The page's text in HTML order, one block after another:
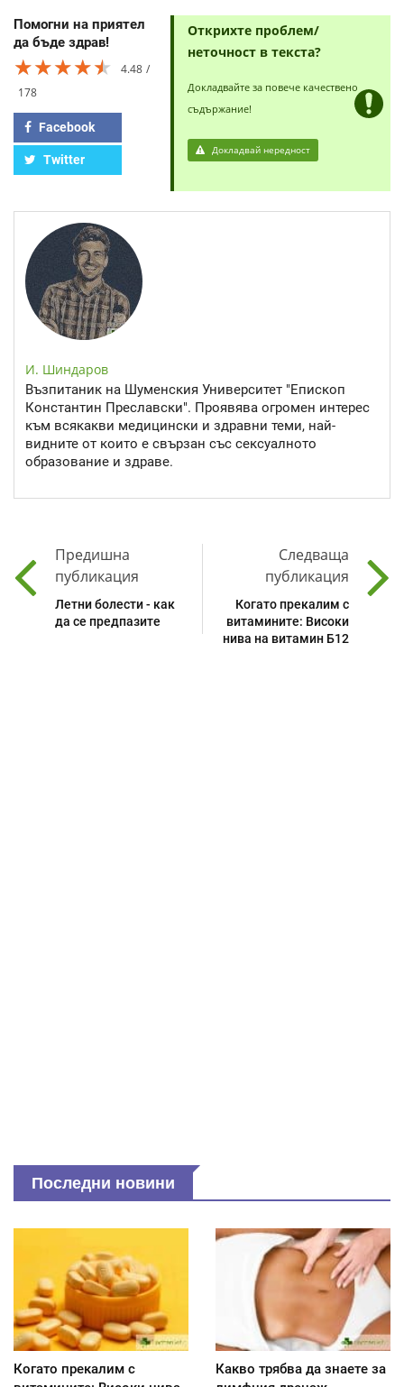
Помогни на приятел
да бъде здрав!
★★★★★
★★★★★
★★★★★
4.48
178
Facebook
Twitter
Открихте проблем/
неточност в текста?
Докладвайте за повече качествено
съдържание!
Докладвай нередност
И. Шиндаров
Възпитаник на Шуменския Университет "Епископ
Константин Преславски". Проявява огромен интерес
към всякакви медицински и здравни теми, най-
видните от които е свързан със сексуалното
образование и здраве.
Предишна
публикация
Летни болести - как
да се предпазите
Следваща
публикация
Когато прекалим с
витамините: Високи
нива на витамин Б12
Последни новини
Когато прекалим с
Какво трябва да знаете за